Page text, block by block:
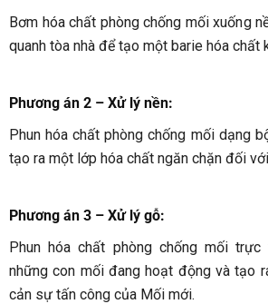
Bơm hóa chất phòng chống mối xuống
quanh tòa nhà để tạo một barie hóa chất
Phương án 2 – Xử lý nền:
Phun hóa chất phòng chống mối dạng
tạo ra một lớp hóa chất ngăn chặn đối
Phương án 3 – Xử lý gỗ:
Phun hóa chất phòng chống mối
những con mối đang hoạt động và tạo
cản sự tấn công của Mối mới.